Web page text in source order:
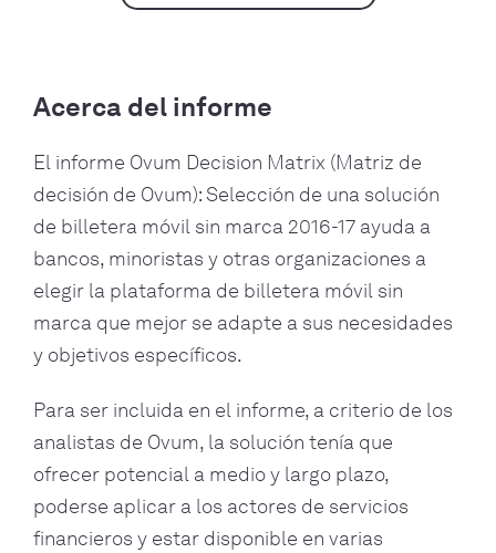
Acerca del informe
El informe Ovum Decision Matrix (Matriz de
decisión de Ovum): Selección de una solución
de billetera móvil sin marca 2016-17 ayuda a
bancos, minoristas y otras organizaciones a
elegir la plataforma de billetera móvil sin
marca que mejor se adapte a sus necesidades
y objetivos específicos.
Para ser incluida en el informe, a criterio de los
analistas de Ovum, la solución tenía que
ofrecer potencial a medio y largo plazo,
poderse aplicar a los actores de servicios
financieros y estar disponible en varias